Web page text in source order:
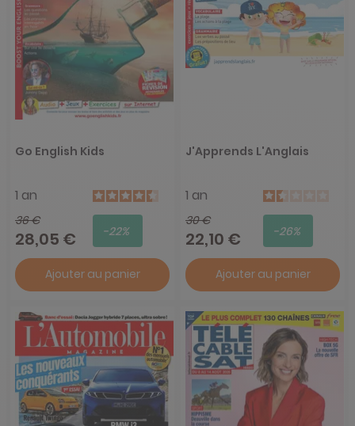
Go English Kids
1 an
36 €
28,05 € -22%
Ajouter au panier
J'Apprends L'Anglais
1 an
30 €
22,10 € -26%
Ajouter au panier